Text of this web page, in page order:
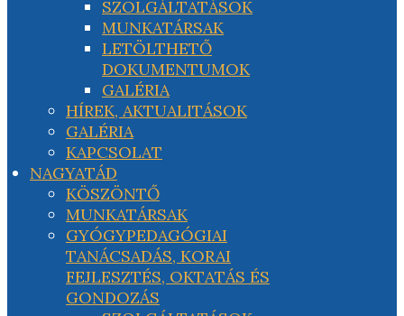
SZOLGÁLTATÁSOK
MUNKATÁRSAK
LETÖLTHETŐ
DOKUMENTUMOK
GALÉRIA
HÍREK, AKTUALITÁSOK
GALÉRIA
KAPCSOLAT
NAGYATÁD
KÖSZÖNTŐ
MUNKATÁRSAK
GYÓGYPEDAGÓGIAI
TANÁCSADÁS, KORAI
FEJLESZTÉS, OKTATÁS ÉS
GONDOZÁS